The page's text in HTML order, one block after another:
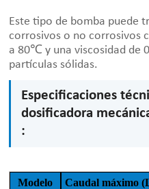
Este tipo de bomba puede
corrosivos o no corrosivos
a 80℃ y una viscosidad de
partículas sólidas.
Especificaciones
dosificadora
:
Modelo Caudal máximo